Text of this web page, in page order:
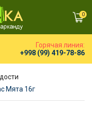
0
Горячая линия:
+998 (99) 419-78-86
Мята 16г